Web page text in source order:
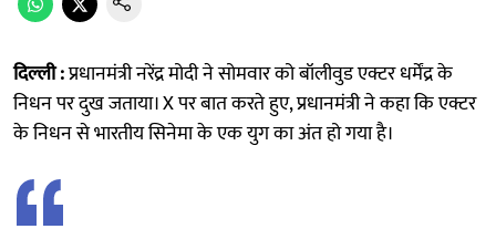
दिल्ली :प्रधानमंत्री नरेंद्र मोदी ने सोमवार को बॉलीवुड एक्टर धर्मेंद्र के
निधन पर दुख जताया। X पर बात करते हुए, प्रधानमंत्री ने कहा कि एक्टर
के निधन से भारतीय सिनेमा के एक युग का अंत हो गया है।